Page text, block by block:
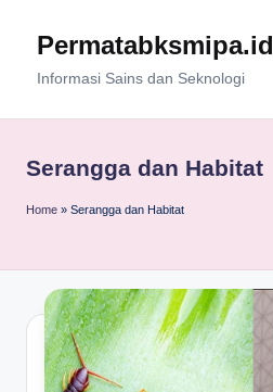
Permatabksmipa.id
Informasi Sains dan Seknologi
Serangga dan Habitat
Home » Serangga dan Habitat